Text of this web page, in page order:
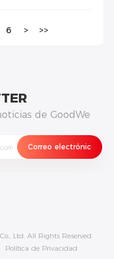
6 > >>
de GoodWe
Ltd. All Rights Reserved.
Política de Privacidad